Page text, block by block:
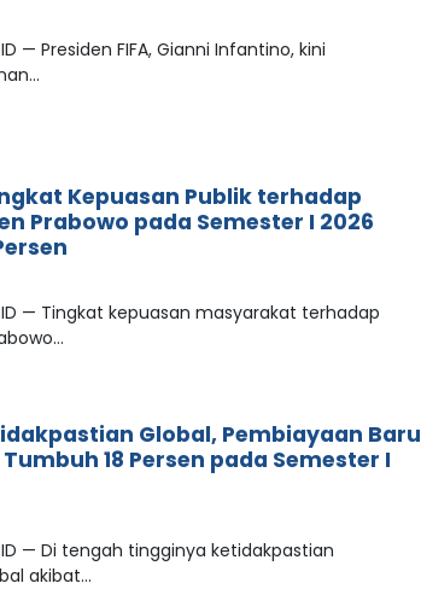
— Presiden FIFA, Gianni Infantino, kini
Kepuasan Publik terhadap
Prabowo pada Semester I 2026
— Tingkat kepuasan masyarakat terhadap
Global, Pembiayaan Baru
18 Persen pada Semester I
— Di tengah tingginya ketidakpastian
akibat…